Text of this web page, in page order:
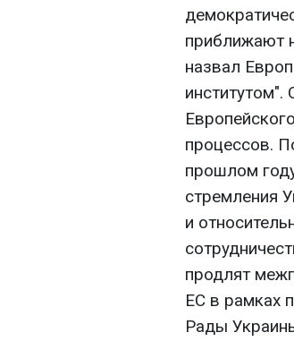
приближают
назвал
процессов.
прошлом
стремления
и
продлят
ЕС в рамках
Рады